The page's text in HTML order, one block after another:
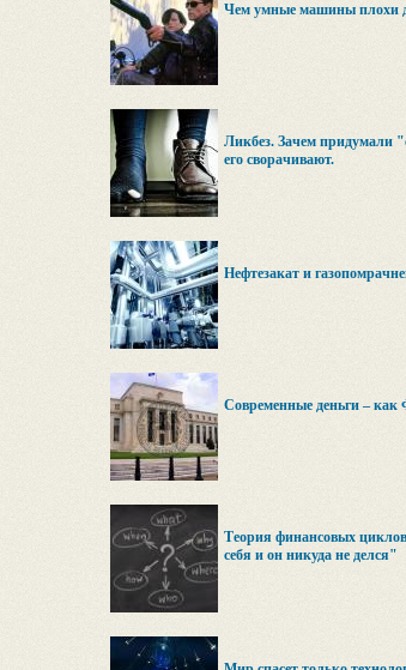
Чем умные машины плохи
Ликбез. Зачем придумали
его сворачивают.
Нефтезакат и
Современные деньги – как
Теория финансовых
себя и он никуда не делся"